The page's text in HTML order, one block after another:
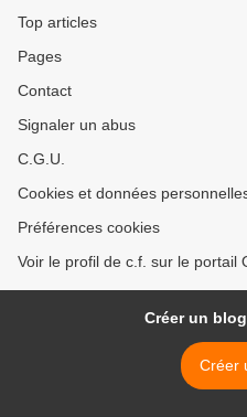
Top articles
Pages
Contact
Signaler un abus
C.G.U.
Cookies et données
Préférences cookies
Voir le profil de c.f. sur le portail
Créer un
Créer